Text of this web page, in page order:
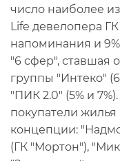
число наиболее
Life девелопера
напоминания и
"6 сфер", ставшая
группы "Интеко"
"ПИК 2.0" (5% и
покупатели
концепции:
(ГК "Мортон"),